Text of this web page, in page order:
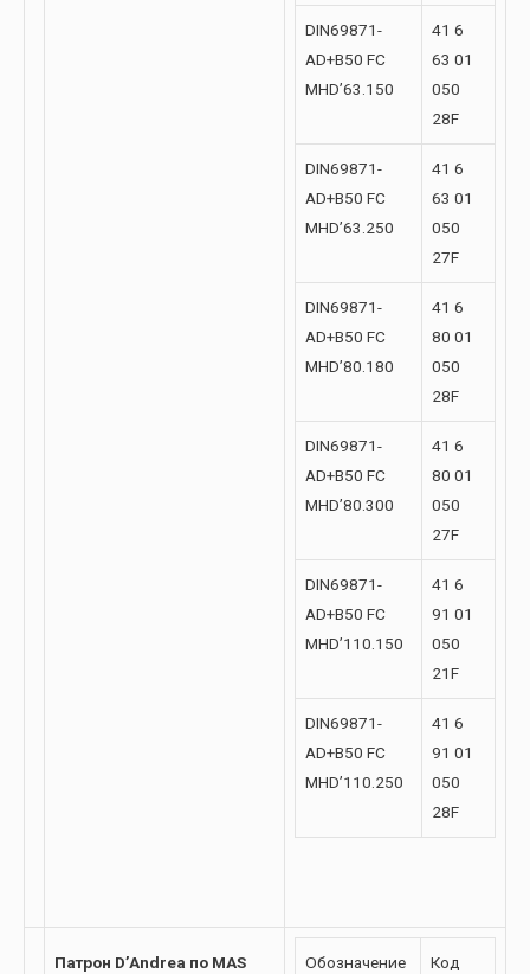
DIN69871-
AD+B50 FC
MHD’63.150
41 6
63 01
050
28F
DIN69871-
AD+B50 FC
MHD’63.250
41 6
63 01
050
27F
DIN69871-
AD+B50 FC
MHD’80.180
41 6
80 01
050
28F
DIN69871-
AD+B50 FC
MHD’80.300
41 6
80 01
050
27F
DIN69871-
AD+B50 FC
MHD’110.150
41 6
91 01
050
21F
DIN69871-
AD+B50 FC
MHD’110.250
41 6
91 01
050
28F
Патрон D’Andrea по MAS
Обозначение Код